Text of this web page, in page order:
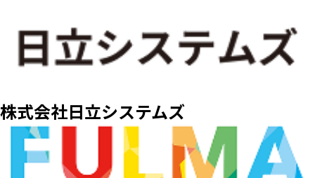
株式会社日立システムズ